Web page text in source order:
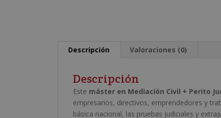
Descripción Valoraciones (0)
Descripción
Este máster en Mediación Civil + Perito
empresarios, directivos, emprendedores y
básica nacional, las pruebas judiciales y